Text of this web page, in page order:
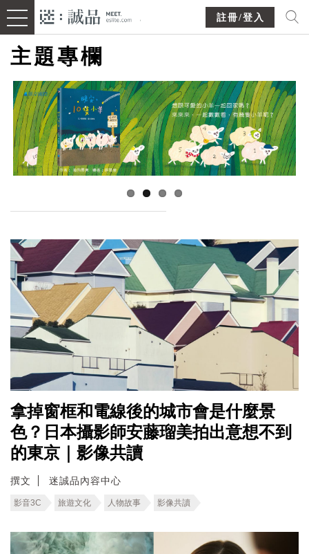
註冊/登入
主題專欄
拿掉窗框和電線後的城市會是什麼景
色？日本攝影師安藤瑠美拍出意想不到
的東京｜影像共讀
撰文 迷誠品內容中心
影音3C 旅遊文化 人物故事 影像共讀